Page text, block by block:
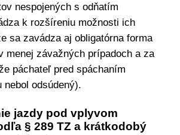
nespojených s odňatím
k rozšíreniu možnosti ich
sa zavádza aj obligatórna forma
menej závažných prípadoch a za
páchateľ pred spáchaním
nebol odsúdený).
jazdy pod vplyvom
§ 289 TZ a krátkodobý